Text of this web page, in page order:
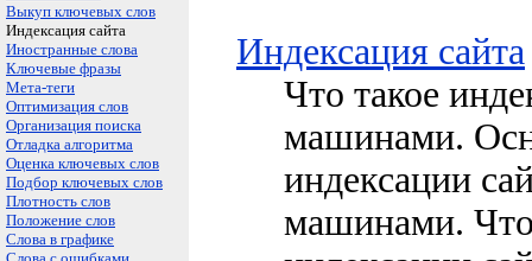
Выкуп ключевых слов
Индексация сайта
Иностранные слова
Ключевые фразы
Мета-теги
Оптимизация слов
Организация поиска
Отладка алгоритма
Оценка ключевых слов
Подбор ключевых слов
Плотность слов
Положение слов
Слова в графике
Индексация сайта
Что такое
машинами.
индексации
машинами.